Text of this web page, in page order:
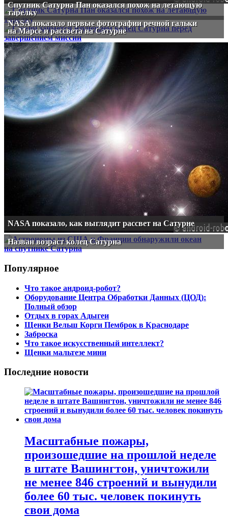
Cпутник Сатурна Пан оказался похож на летающую
тарелку
NASA показало первые фотографии речной гальки
на Марсе и рассвета на Сатурне
NASA показало, как выглядит рассвет на Сатурне
Назван возраст колец Сатурна
Популярное
Что такое андроид-робот?
Оборудование Центра Обработки Данных (ЦОД):
Полный обзор
Отдых в горах Адыгеи
Щенки Вельш Корги Пемброк в Краснодаре
Заброска
Что такое искусственный интеллект?
Щенки мальтезе мини
Последние новости
Масштабные пожары,
произошедшие на прошлой неделе
в штате Вашингтон, уничтожили
не менее 846 строений и вынудили
более 60 тыс. человек покинуть
свои дома